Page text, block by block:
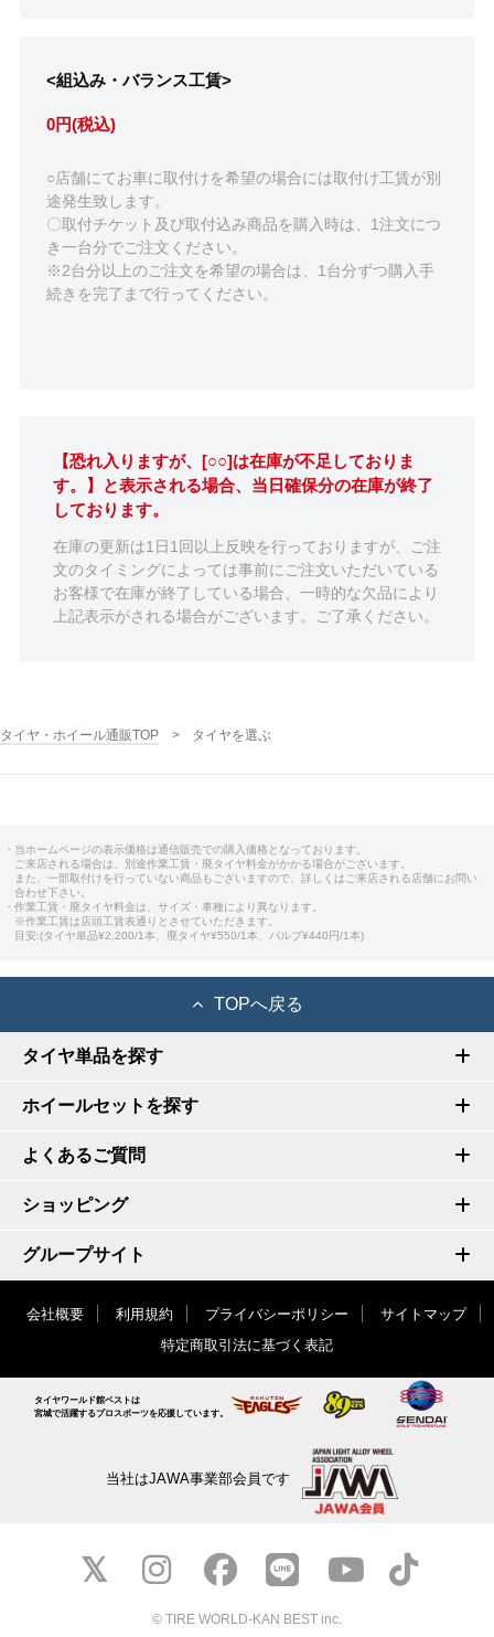
<組込み・バランス工賃>
0円(税込)
○店舗にてお車に取付けを希望の場合には取付け工賃が別
途発生致します。
〇取付チケット及び取付込み商品を購入時は、1注文につ
き一台分でご注文ください。
※2台分以上のご注文を希望の場合は、1台分ずつ購入手
続きを完了まで行ってください。
【恐れ入りますが、[○○]は在庫が不足しておりま
す。】と表示される場合、当日確保分の在庫が終了
しております。
在庫の更新は1日1回以上反映を行っておりますが、ご注
文のタイミングによっては事前にご注文いただいている
お客様で在庫が終了している場合、一時的な欠品により
上記表示がされる場合がございます。ご了承ください。
タイヤ・ホイール通販TOP タイヤを選ぶ
・当ホームページの表示価格は通信販売での購入価格となっております。
ご来店される場合は、別途作業工賃・廃タイヤ料金がかかる場合がございます。
また、一部取付けを行っていない商品もございますので、詳しくはご来店される店舗にお問い
合わせ下さい。
・作業工賃・廃タイヤ料金は、サイズ・車種により異なります。
※作業工賃は店頭工賃表通りとさせていただきます。
目安:(タイヤ単品¥2,200/1本、廃タイヤ¥550/1本、バルブ¥440円/1本)
TOPへ戻る
タイヤ単品を探す
ホイールセットを探す
よくあるご質問
ショッピング
グループサイト
会社概要 利用規約 プライバシーポリシー
サイトマップ
特定商取引法に基づく表記
タイヤワールド館ベストは
宮城で活躍するプロスポーツを応援しています。
当社はJAWA事業部会員です
© TIRE WORLD-KAN BEST inc.